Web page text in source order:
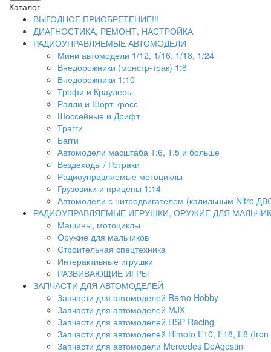
Каталог
ВЫГОДНОЕ ПРИОБРЕТЕНИЕ!!!
ДИАГНОСТИКА, РЕМОНТ, НАСТРОЙКА
РАДИОУПРАВЛЯЕМЫЕ АВТОМОДЕЛИ
Мини автомодели 1/12, 1/16, 1/18, 1/24
Внедорожники (монстр-трак) 1:8
Внедорожники 1:10
Трофи и Краулеры
Ралли и Шорт-кросс
Шоссейные и Дрифт
Трагги
Багги
Автомодели масштаба 1:6, 1:5 и больше
Вездеходы / Ротраки
Радиоуправляемые мотоциклы
Грузовики и прицепы 1:14
Автомодели с нитродвигателем (калильным Nitro
РАДИОУПРАВЛЯЕМЫЕ ИГРУШКИ, ОРУЖИЕ ДЛЯ
Машины, мотоциклы
Оружие для мальчиков
Строительная спецтехника
Интерактивные игрушки
РАЗВИВАЮЩИЕ ИГРЫ
ЗАПЧАСТИ ДЛЯ АВТОМОДЕЛЕЙ
Запчасти для автомоделей Remo Hobby
Запчасти для автомоделей MJX
Запчасти для автомоделей HSP Racing
Запчасти для автомоделей Himoto E10, E18, E8
Запчасти для автомодели Mercedes DeAgostini